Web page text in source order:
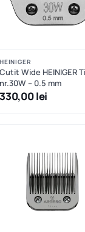
HEINIGER
Cutit Wide HEINIGER
nr.30W – 0.5 mm
330,00 lei